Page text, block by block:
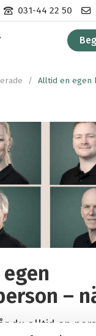
Kontakta
oss
031-44 22 50
oss
via
e-
/ Alltid en egen
–
du alltid en